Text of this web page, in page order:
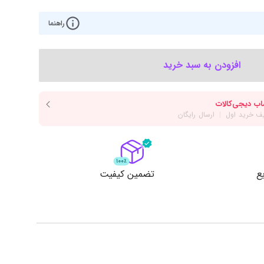
نمایش همه محصولات
گرافیک
تغذیه (پاور)
راهنما
افزودن به سبد خرید
تضمین کیفیت